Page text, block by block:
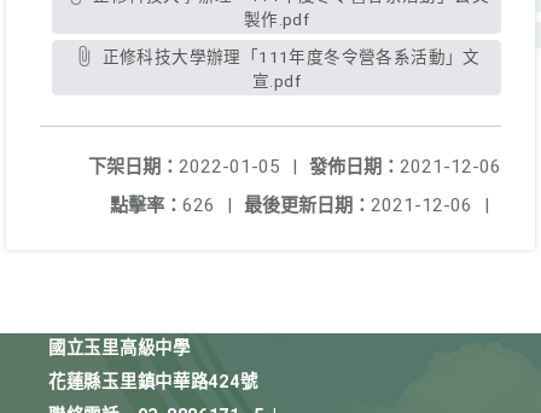
製作.pdf
宣.pdf
發佈日期： 2021-12-06
下架日期： 2022-01-05
|
最後更新日期： 2021-12-06 |
點擊率： 626 |
國立玉里高級中學
花蓮縣玉里鎮中華路424號